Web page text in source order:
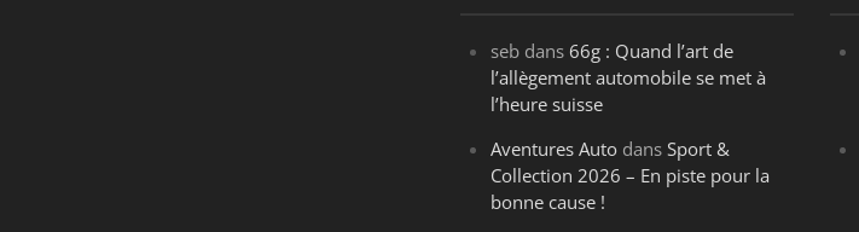
seb dans66g : Quand l’art de
l’allègement automobile se met à
l’heure suisse
Aventures Auto dansSport &
Collection 2026 – En piste pour la
bonne cause !